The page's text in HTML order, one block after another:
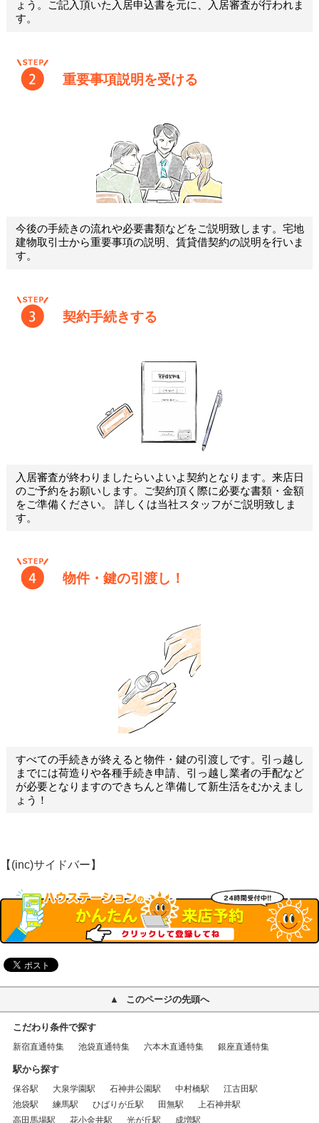
【(inc)サイドバー】
このページの先頭へ
こだわり条件で探す
新宿直通特集 池袋直通特集 六本木直通特集 銀座直通特集
駅から探す
保谷駅 大泉学園駅 石神井公園駅 中村橋駅
江古田駅
池袋駅
練馬駅 ひばりが丘駅 田無駅
上石神井駅
高田馬場駅
花小金井駅 光が丘駅 成増駅